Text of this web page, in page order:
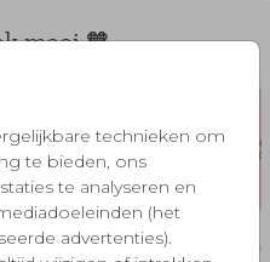
technieken om
te bieden, ons
te analyseren en
(het
advertenties).
mooi 🧡